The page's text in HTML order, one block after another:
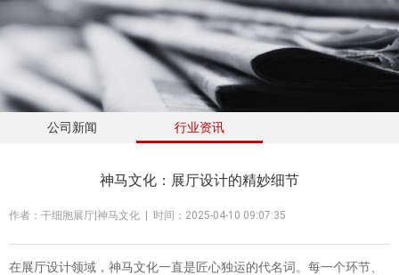
公司新闻 行业资讯
神马文化：展厅设计的精妙细节
作者：干细胞展厅|神马文化 | 时间：2025-04-10 09:07:35
在展厅设计领域，神马文化一直是匠心独运的代名词。每一个环节、